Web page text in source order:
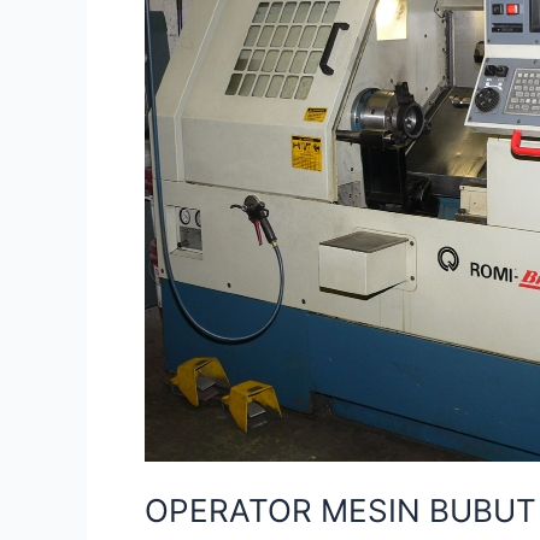
OPERATOR MESIN
CNC